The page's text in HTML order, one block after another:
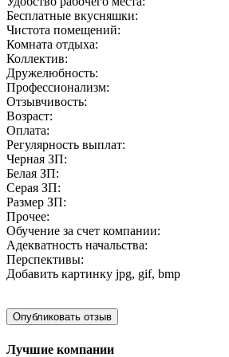
Бесплатные вкусняшки:
Чистота помещений:
Комната отдыха:
Коллектив:
Дружелюбность:
Профессионализм:
Отзывчивость:
Возраст:
Оплата:
Регулярность выплат:
Черная ЗП:
Белая ЗП:
Серая ЗП:
Размер ЗП:
Прочее:
Обучение за счет компании:
Адекватность начальства:
Перспективы:
Добавить картинку jpg, gif, bmp
Лучшие компании